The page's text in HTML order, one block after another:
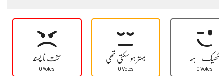
سخت نا پسند
0 Votes
بہتر ہو سکتی تھی
0 Votes
ہے
0 Votes